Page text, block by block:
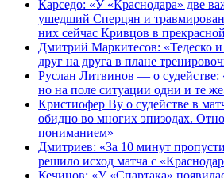
Карседо: «У «Краснодара» две
ушедший Сперцян и
них сейчас Кривцов в
Дмитрий Маркитесов: «Тедеско
друг на друга в плане
Руслан Литвинов — о судействе:
но на поле ситуации одни и те
Кристиофер Ву о судействе в
обидно во многих эпизодах.
пониманием»
Дмитриев: «За 10 минут
решило исход матча с
Кечинов: «У «Спартака»